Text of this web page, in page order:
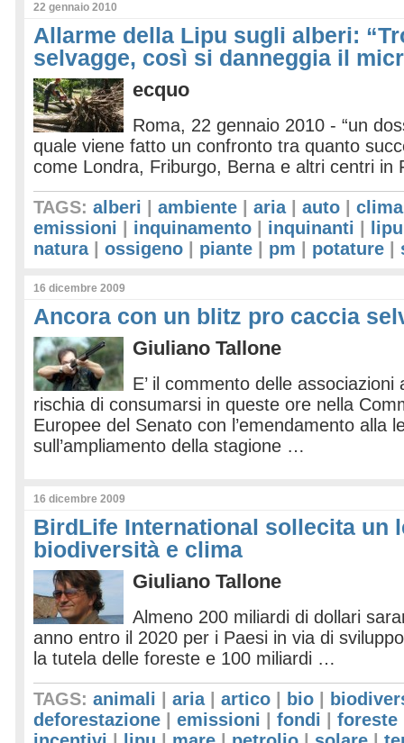
22 gennaio 2010
Allarme della Lipu sugli alberi:
selvagge, così si danneggia il
ecquo
Roma, 22 gennaio 2010 - “un
quale viene fatto un confronto tra quanto
come Londra, Friburgo, Berna e altri centri
TAGS: alberi ambiente aria| auto clima
emissioni
inquinamento inquinanti lipu
natura| ossigeno piante pm potature
16 dicembre 2009
Ancora con un blitz pro caccia
Giuliano Tallone
E’ il commento delle
rischia di consumarsi in queste ore nella
Europee del Senato con l’emendamento alla
sull’ampliamento della stagione …
16 dicembre 2009
BirdLife International sollecita un
biodiversità e clima
Giuliano Tallone
Almeno 200 miliardi di dollari
anno entro il 2020 per i Paesi in via di
la tutela delle foreste e 100 miliardi …
TAGS: animali aria| artico bio
deforestazione
emissioni fondi foreste